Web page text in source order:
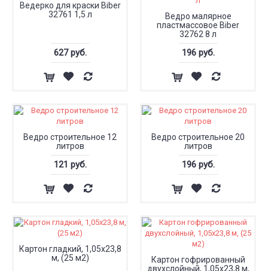
Ведерко для краски Biber
32761 1,5 л
627 руб.
Ведро малярное
пластмассовое Biber
32762 8 л
196 руб.
Ведро строительное 12
литров
121 руб.
Ведро строительное 20
литров
196 руб.
Картон гладкий, 1,05x23,8
м, (25 м2)
Картон гофрированный
двухслойный, 1,05x23,8 м,